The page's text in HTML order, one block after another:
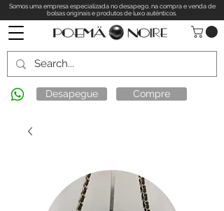
Somos uma empresa especializada no desapego, na compra e venda de
bolsas originais e produtos de luxo autênticos.
Desapegue Compre